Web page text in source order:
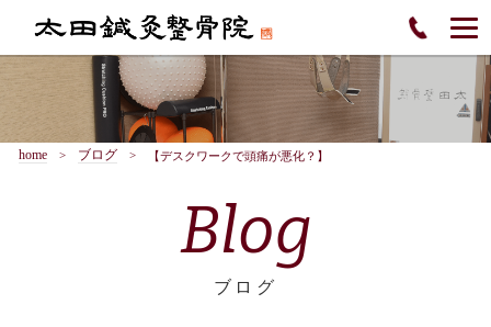
home ブログ 【デスクワークで頭痛が悪化？】
Blog
ブログ